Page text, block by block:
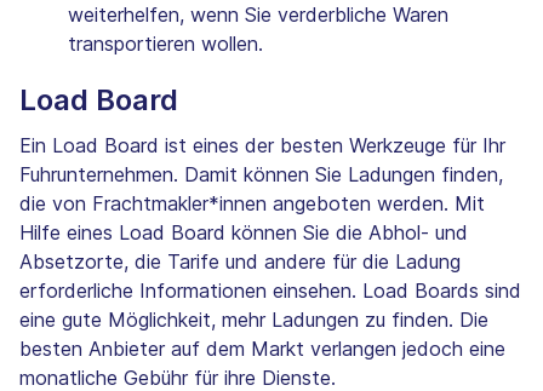
weiterhelfen, wenn Sie verderbliche Waren
transportieren wollen.
Load Board
Ein Load Board ist eines der besten Werkzeuge für Ihr
Fuhrunternehmen. Damit können Sie Ladungen finden,
die von Frachtmakler*innen angeboten werden. Mit
Hilfe eines Load Board können Sie die Abhol- und
Absetzorte, die Tarife und andere für die Ladung
erforderliche Informationen einsehen. Load Boards sind
eine gute Möglichkeit, mehr Ladungen zu finden. Die
besten Anbieter auf dem Markt verlangen jedoch eine
monatliche Gebühr für ihre Dienste.